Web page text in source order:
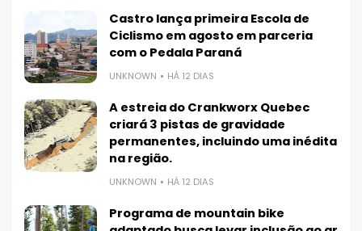
Castro lança primeira Escola de
Ciclismo em agosto em parceria
com o Pedala Paraná
UNKNOWN HÁ 12 DIAS
A estreia do Crankworx Quebec
criará 3 pistas de gravidade
permanentes, incluindo uma inédita
na região.
UNKNOWN HÁ 12 DIAS
Programa de mountain bike